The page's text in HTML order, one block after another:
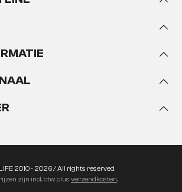
2010 - 2026 / All rights reserved.
zijn incl. btw plus verzendkosten.